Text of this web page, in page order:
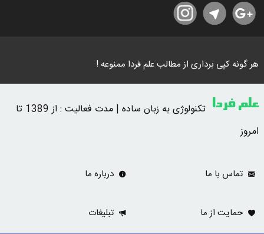
هر گونه کپی برداری از مطالب علم فردا ممنوعه !
علم فردا
تکنولوژی به زبان ساده | مدت فعالیت : از 1389 تا
امروز
تماس با ما درباره ما
حمایت از ما تبلیغات